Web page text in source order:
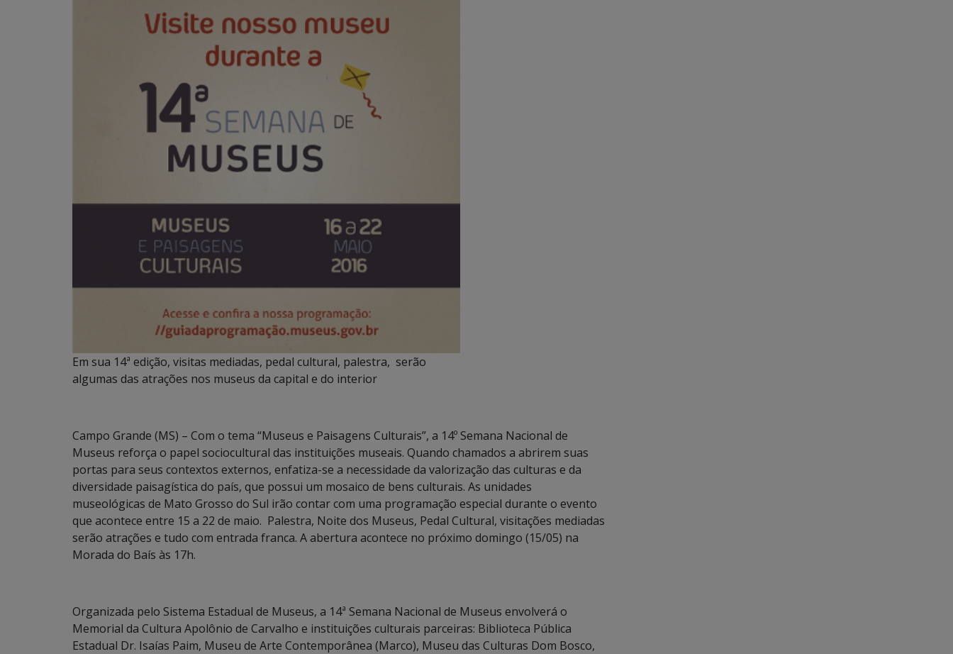
Em sua 14ª edição, visitas mediadas, pedal cultural, palestra, serão
algumas das atrações nos museus da capital e do interior
Campo Grande (MS) – Com o tema “Museus e Paisagens Culturais”, a 14º Semana Nacional de
Museus reforça o papel sociocultural das instituições museais. Quando chamados a abrirem suas
portas para seus contextos externos, enfatiza-se a necessidade da valorização das culturas e da
diversidade paisagística do país, que possui um mosaico de bens culturais. As unidades
museológicas de Mato Grosso do Sul irão contar com uma programação especial durante o evento
que acontece entre 15 a 22 de maio. Palestra, Noite dos Museus, Pedal Cultural, visitações mediadas
serão atrações e tudo com entrada franca. A abertura acontece no próximo domingo (15/05) na
Morada do Baís às 17h.
Organizada pelo Sistema Estadual de Museus, a 14ª Semana Nacional de Museus envolverá o
Memorial da Cultura Apolônio de Carvalho e instituições culturais parceiras: Biblioteca Pública
Estadual Dr. Isaías Paim, Museu de Arte Contemporânea (Marco), Museu das Culturas Dom Bosco,